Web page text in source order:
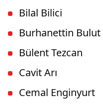
Bilal Bilici
Burhanettin Bulut
Bülent Tezcan
Cavit Arı
Cemal Enginyurt